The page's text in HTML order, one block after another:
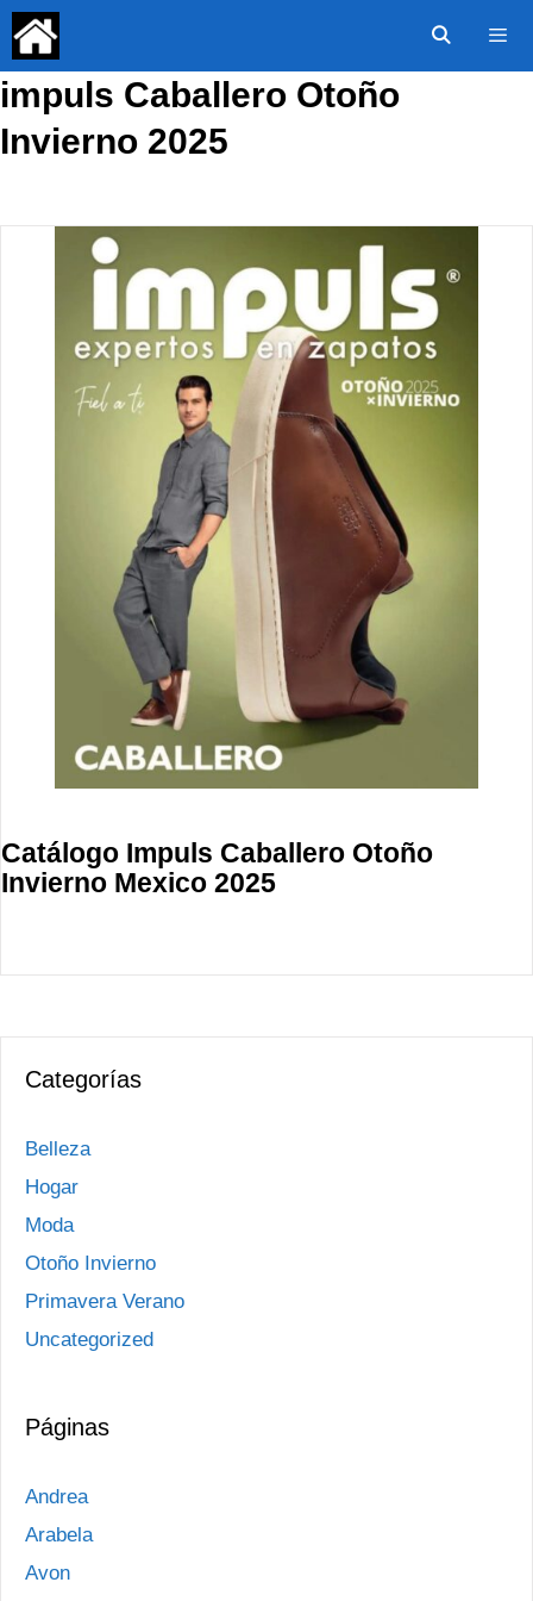
Saltar
contenido
impuls Caballero Otoño
Invierno 2025
Catálogo Impuls Caballero Otoño
Invierno Mexico 2025
Categorías
Belleza
Hogar
Moda
Otoño Invierno
Primavera Verano
Uncategorized
Páginas
Andrea
Arabela
Avon